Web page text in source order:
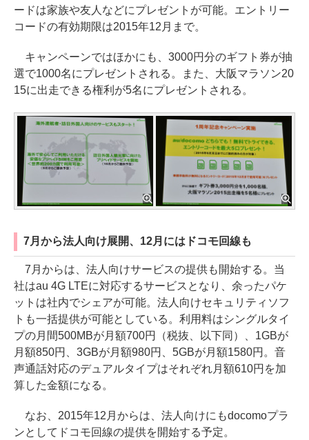
ードは家族や友人などにプレゼントが可能。エントリー
コードの有効期限は2015年12月まで。
キャンペーンではほかにも、3000円分のギフト券が抽
選で1000名にプレゼントされる。また、大阪マラソン20
15に出走できる権利が5名にプレゼントされる。
7月から法人向け展開、12月にはドコモ回線も
7月からは、法人向けサービスの提供も開始する。当
社はau 4G LTEに対応するサービスとなり、余ったパケ
ットは社内でシェアが可能。法人向けセキュリティソフ
トも一括提供が可能としている。利用料はシングルタイ
プの月間500MBが月額700円（税抜、以下同）、1GBが
月額850円、3GBが月額980円、5GBが月額1580円。音
声通話対応のデュアルタイプはそれぞれ月額610円を加
算した金額になる。
なお、2015年12月からは、法人向けにもdocomoプラ
ンとしてドコモ回線の提供を開始する予定。